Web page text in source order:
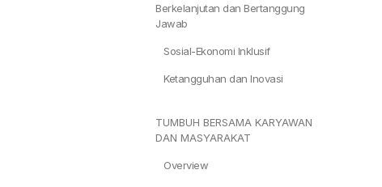
Berkelanjutan dan Bertanggung
Jawab
Sosial-Ekonomi Inklusif
Ketangguhan dan Inovasi
TUMBUH BERSAMA KARYAWAN
DAN MASYARAKAT
Overview